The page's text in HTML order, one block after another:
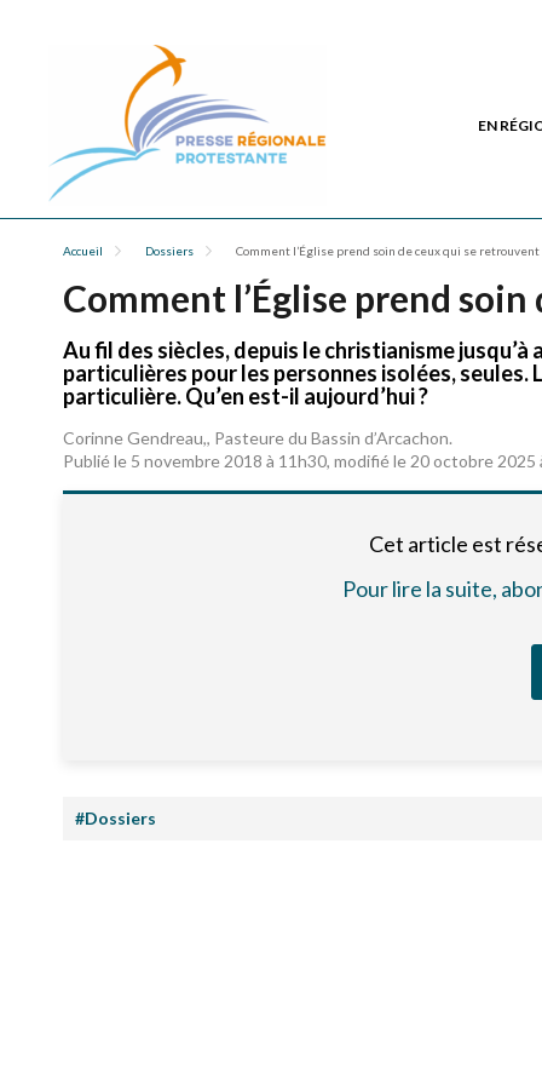
EN
Accueil Dossiers Comment l’Église prend soin de ceux qui se retrouvent
Comment l’Église prend
Au fil des siècles, depuis le christianisme jusqu’à
particulières pour les personnes isolées,
particulière. Qu’en est-il aujourd’hui ?
Corinne Gendreau,, Pasteure du Bassin d’Arcachon.
Publié le 5 novembre 2018 à 11h30, modifié le 20 octobre 2025
Cet article est
Pour lire la suite,
#Dossiers